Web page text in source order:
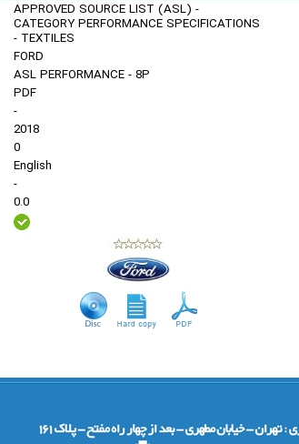
APPROVED SOURCE LIST (ASL) -
CATEGORY PERFORMANCE SPECIFICATIONS
- TEXTILES
FORD
ASL PERFORMANCE - 8P
PDF
-
2018
0
English
-
0.0